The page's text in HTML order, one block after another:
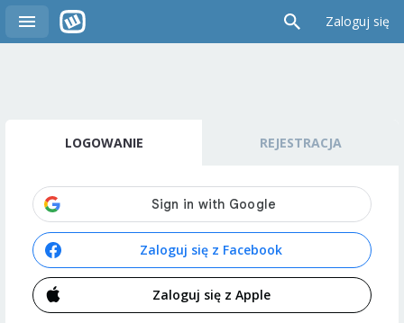
Zaloguj się
LOGOWANIE REJESTRACJA
Zaloguj się z Facebook
Zaloguj się z Apple